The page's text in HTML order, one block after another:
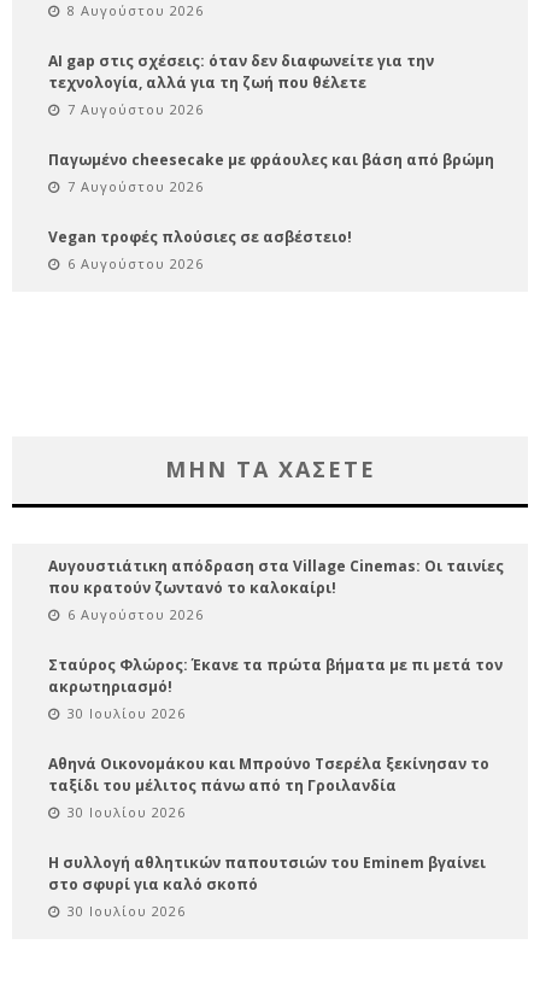
8 Αυγούστου 2026
AI gap στις σχέσεις: όταν δεν διαφωνείτε για την
τεχνολογία, αλλά για τη ζωή που θέλετε
7 Αυγούστου 2026
Παγωμένο cheesecake με φράουλες και βάση από βρώμη
7 Αυγούστου 2026
Vegan τροφές πλούσιες σε ασβέστειο!
6 Αυγούστου 2026
ΜΗΝ ΤΑ ΧΑΣΕΤΕ
Αυγουστιάτικη απόδραση στα Village Cinemas: Οι ταινίες
που κρατούν ζωντανό το καλοκαίρι!
6 Αυγούστου 2026
Σταύρος Φλώρος: Έκανε τα πρώτα βήματα με πι μετά τον
ακρωτηριασμό!
30 Ιουλίου 2026
Αθηνά Οικονομάκου και Μπρούνο Τσερέλα ξεκίνησαν το
ταξίδι του μέλιτος πάνω από τη Γροιλανδία
30 Ιουλίου 2026
Η συλλογή αθλητικών παπουτσιών του Eminem βγαίνει
στο σφυρί για καλό σκοπό
30 Ιουλίου 2026